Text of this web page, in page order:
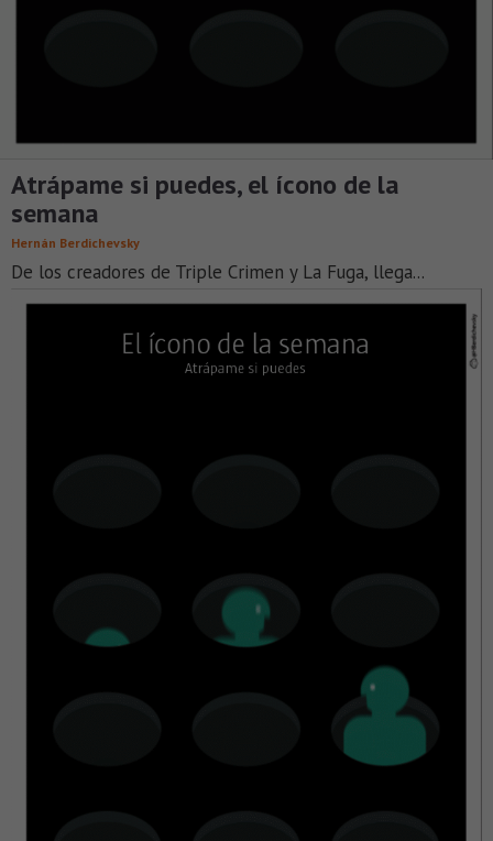
Atrápame si puedes, el ícono de la
semana
Hernán Berdichevsky
De los creadores de Triple Crimen y La Fuga, llega...